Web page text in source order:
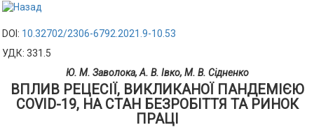
DOI: 10.32702/2306-6792.2021.9-10.53
УДК: 331.5
Ю. М. Заволока, А. В. Івко, М. В. Сідненко
ВПЛИВ РЕЦЕСІЇ, ВИКЛИКАНОЇ ПАНДЕМІЄЮ
COVID-19, НА СТАН БЕЗРОБІТТЯ ТА РИНОК
ПРАЦІ